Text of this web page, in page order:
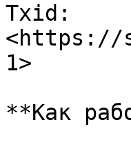
Txid:
<https://
1>​
**Как